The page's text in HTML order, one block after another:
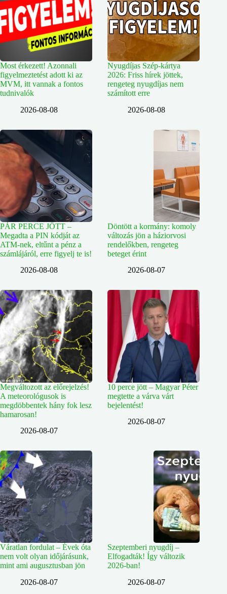
Most érkezett! Azonnali
figyelmeztetést adott ki az
MVM, itt vannak a fontos
tudnivalók
2026-08-08
Nyugdíjas Szép-kártya
2026: Friss hírek jöttek,
rengeteg nyugdíjas nem
számított erre
2026-08-08
PÁR PERCE JÖTT –
Megadta a PIN kódját az
ATM-nek, eltűnt a pénz a
számlájáról, erre figyelj te is!
2026-08-08
Döntött a kormány: komoly
változás jön a háziorvosi
rendelőkben, rengeteg
beteget érint
2026-08-07
Megváltozott az előrejelzés!
A meteorológusok is
megdöbbentek hány fok lesz
hamarosan!
2026-08-07
10 perce jött – Magyar Péter
megtette a várva várt
bejelentést!
2026-08-07
Váratlan fordulat – Évek óta
nem volt olyan időjárásunk,
mint ami augusztusban jön
2026-08-07
Szeptemberi nyugdíj –
Elfogadták! Így változik
2026-ban!
2026-08-07